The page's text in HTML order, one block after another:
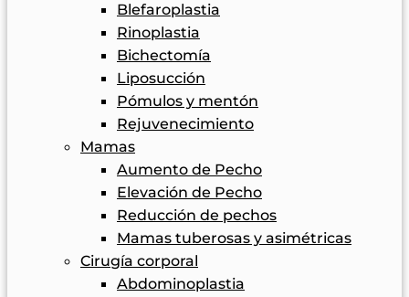
Blefaroplastia
Rinoplastia
Bichectomía
Liposucción
Pómulos y mentón
Rejuvenecimiento
Mamas
Aumento de Pecho
Elevación de Pecho
Reducción de pechos
Mamas tuberosas y asimétricas
Cirugía corporal
Abdominoplastia